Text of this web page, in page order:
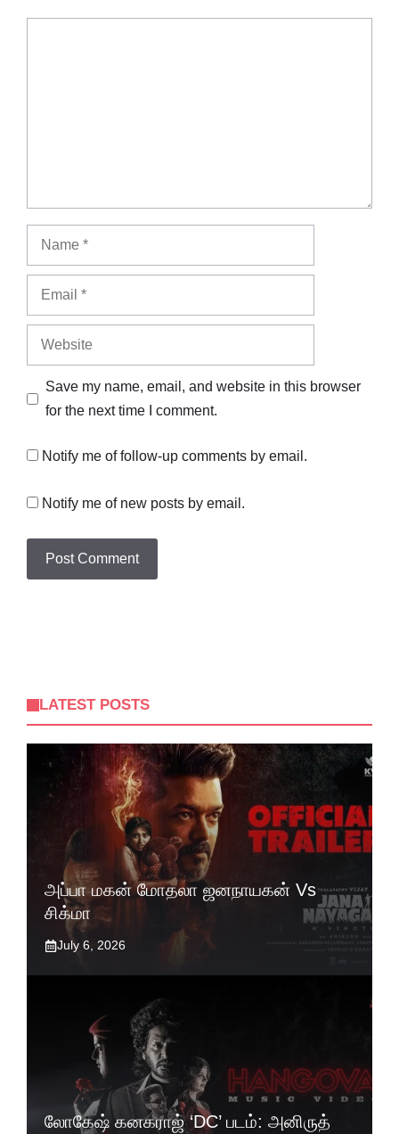
Name
Email
Website
Save my name, email, and website in this browser
for the next time I comment.
Notify me of follow-up comments by email.
Notify me of new posts by email.
LATEST POSTS
அப்பா மகன் மோதலா ஜனநாயகன் Vs
சிக்மா
July 6, 2026
லோகேஷ் கனகராஜ் ‘DC’ படம்: அனிருத்